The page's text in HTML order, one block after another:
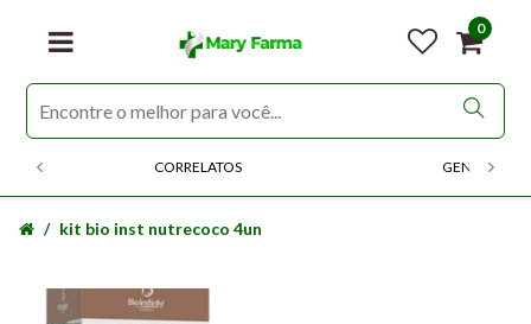
0
CORRELATOS GENERICOS
kit bio inst nutrecoco 4un